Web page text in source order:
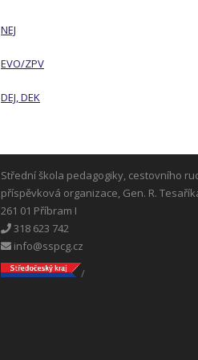
NEJ
EVO/ZPV
DEJ, DEK
Střední škola pedagogiky, cestovního
příspěvková organizace, Gen. R.
261 01 Příbram I
318 623 742
info@sspcg.cz
/